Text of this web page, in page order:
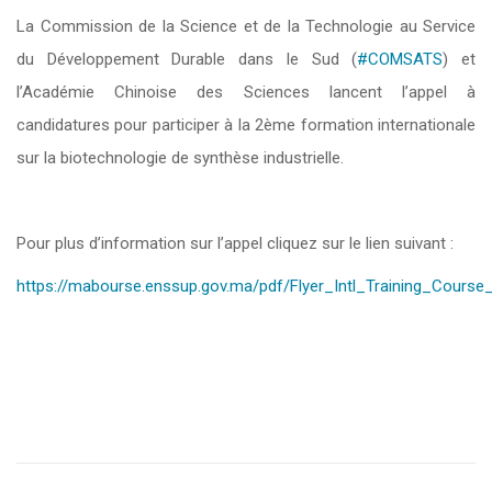
La Commission de la Science et de la Technologie au Service
du Développement Durable dans le Sud (#COMSATS) et
l’Académie Chinoise des Sciences lancent l’appel à
candidatures pour participer à la 2ème formation internationale
sur la biotechnologie de synthèse industrielle.
Pour plus d’information sur l’appel cliquez sur le lien suivant :
https://mabourse.enssup.gov.ma/pdf/